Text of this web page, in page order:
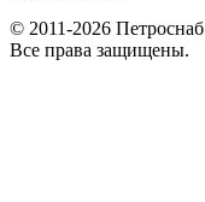
© 2011-2026 Петроснаб
Все права защищены.